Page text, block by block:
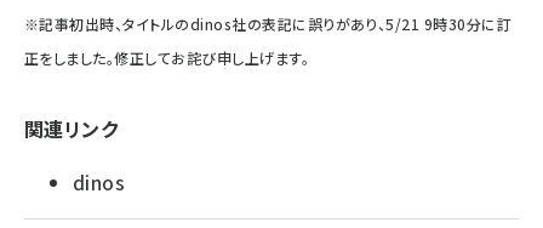
※記事初出時、タイトルのdinos社の表記に誤りがあり、5/21 9時30分に訂
正をしました。修正してお詫び申し上げます。
関連リンク
dinos